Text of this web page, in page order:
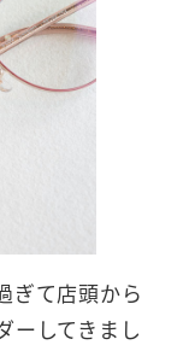
ぎて店頭から
ーしてきまし